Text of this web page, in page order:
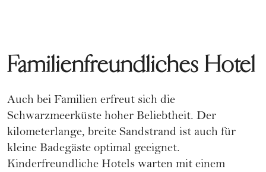
Familienfreundliches Hotel
Auch bei Familien erfreut sich die
Schwarzmeerküste hoher Beliebtheit. Der
kilometerlange, breite Sandstrand ist auch für
kleine Badegäste optimal geeignet.
Kinderfreundliche Hotels warten mit einem